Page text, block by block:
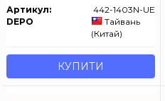
Артикул:
442-1403N-UE
DEPO
Тайвань
(Китай)
КУПИТИ